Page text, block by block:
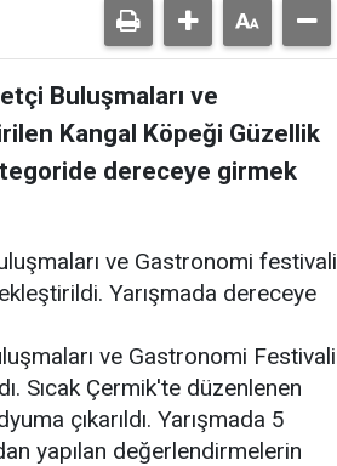
Buluşmaları ve
Kangal Köpeği Güzellik
dereceye girmek
ve Gastronomi festivali
Yarışmada dereceye
ve Gastronomi Festivali
Sıcak Çermik'te düzenlenen
çıkarıldı. Yarışmada 5
yapılan değerlendirmelerin